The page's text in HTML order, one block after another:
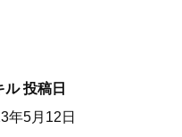
ル 投稿日
年5月12日